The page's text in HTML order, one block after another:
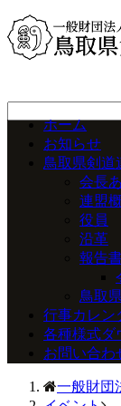
ホーム
お知らせ
鳥取県剣道
会長
連盟
役員
沿革
報告
鳥取
行事カレン
各種様式ダ
お問い合わ
一般財団